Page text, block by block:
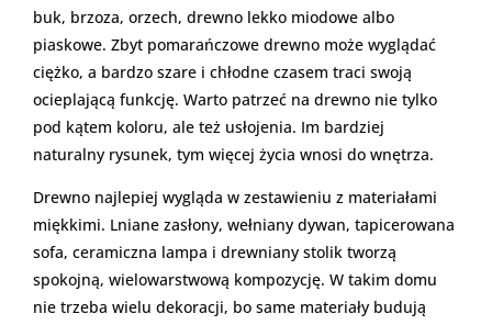
buk, brzoza, orzech, drewno lekko miodowe albo
piaskowe. Zbyt pomarańczowe drewno może wyglądać
ciężko, a bardzo szare i chłodne czasem traci swoją
ocieplającą funkcję. Warto patrzeć na drewno nie tylko
pod kątem koloru, ale też usłojenia. Im bardziej
naturalny rysunek, tym więcej życia wnosi do wnętrza.
Drewno najlepiej wygląda w zestawieniu z materiałami
miękkimi. Lniane zasłony, wełniany dywan, tapicerowana
sofa, ceramiczna lampa i drewniany stolik tworzą
spokojną, wielowarstwową kompozycję. W takim domu
nie trzeba wielu dekoracji, bo same materiały budują